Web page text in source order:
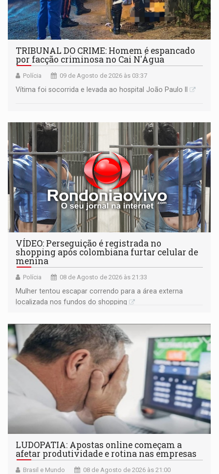
TRIBUNAL DO CRIME: Homem é espancado
por facção criminosa no Cai N'Água
Polícia 09 de Agosto de 2026 às 03:37
Vítima foi socorrida e levada ao hospital João Paulo II
VÍDEO: Perseguição é registrada no
shopping após colombiana furtar celular de
menina
Polícia 08 de Agosto de 2026 às 21:33
Mulher tentou escapar correndo para a área externa
localizada nos fundos do shopping
LUDOPATIA: Apostas online começam a
afetar produtividade e rotina nas empresas
Brasil e Mundo 08 de Agosto de 2026 às 21:00